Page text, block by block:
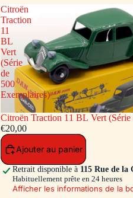
Citroën
Traction
11
BL
Vert
(Série
de
500
Exemplaires)
Citroën Traction 11 BL Vert (Série
Exemplaires)
€20,00
Ajouter au panier
Retrait disponible à 115 Rue de
Habituellement prête en 24 heures
Afficher les informations de la